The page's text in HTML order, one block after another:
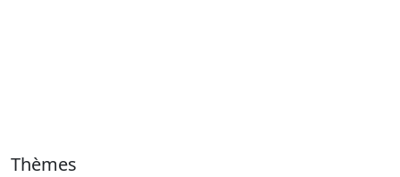
Thèmes